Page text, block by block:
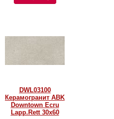
DWL03100
Керамогранит ABK
Downtown Ecru
Lapp.Rett 30х60